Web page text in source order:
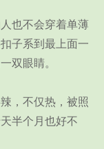
也不会穿着单薄
子系到最上面一
双眼睛。
，不仅热，被照
半个月也好不